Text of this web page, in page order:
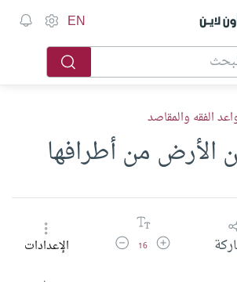
أون لاين EN
الفقه والمقاصد
الأرض من أطرافها
زيادة حجم الخط
16 تقليل حجم الخطالإعدادات